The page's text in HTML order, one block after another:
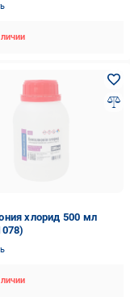
хлорид 500 мл